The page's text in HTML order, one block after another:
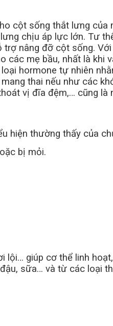
cột sống thắt lưng
chịu áp lực lớn. Tư
nâng đỡ cột sống.
các mẹ bầu, nhất là khi
hormone tự nhiên
thai nếu như các
vị đĩa đệm,… cũng là
hiện thường thấy của
bị mỏi.
lội… giúp cơ thể linh
sữa… và từ các loại